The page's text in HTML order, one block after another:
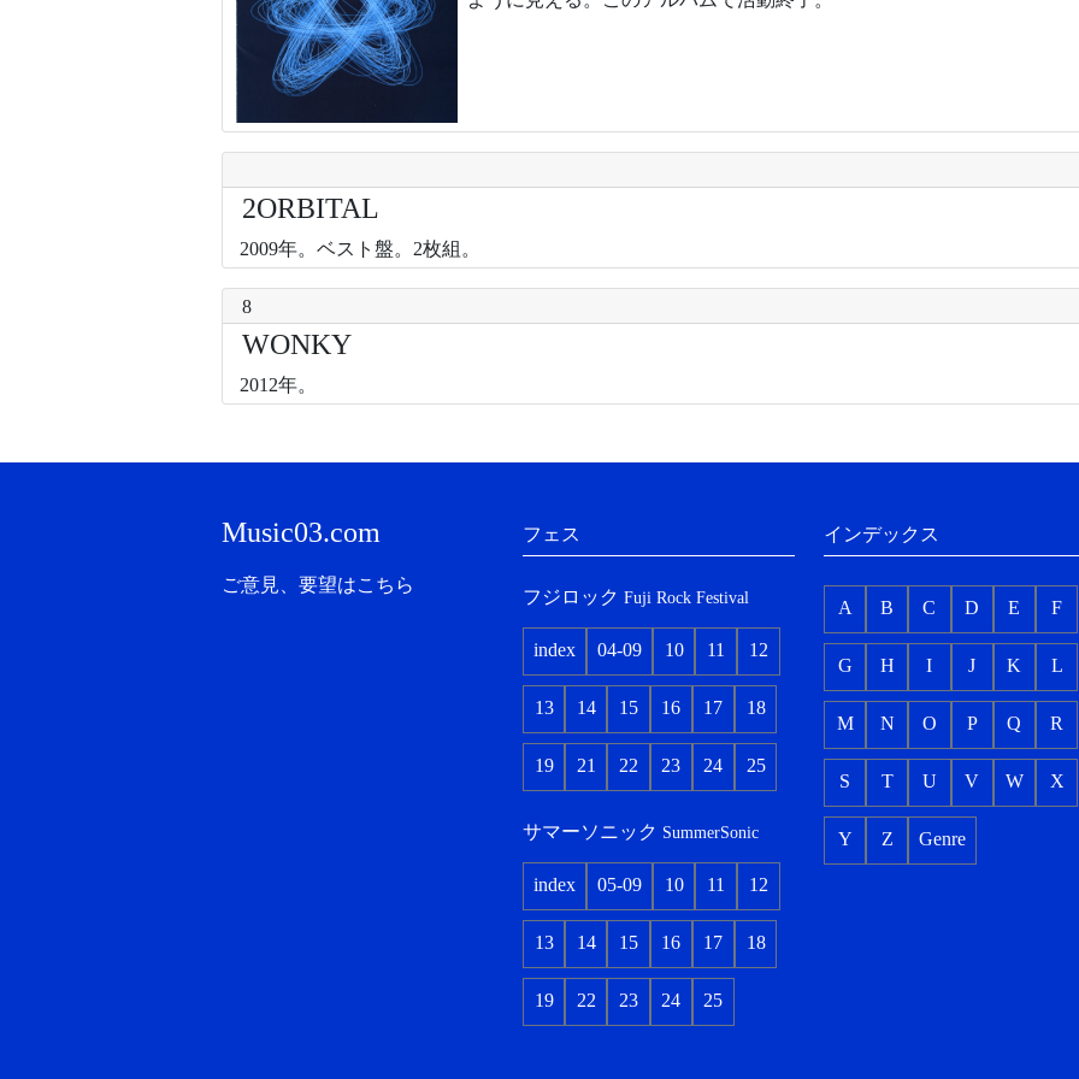
2ORBITAL
2009年。ベスト盤。2枚組。
8
WONKY
2012年。
フェス
フジロック Fuji Rock Festival
index 04-09 10 11 12
13 14 15 16 17 18
19 21 22 23 24 25
サマーソニック SummerSonic
index 05-09 10 11 12
13 14 15 16 17 18
19 22 23 24 25
インデックス
A B C D E F
G H I J K L
M N O P Q R
S T U V W X
Y Z Genre
Music03.com
ご意見、要望はこちら